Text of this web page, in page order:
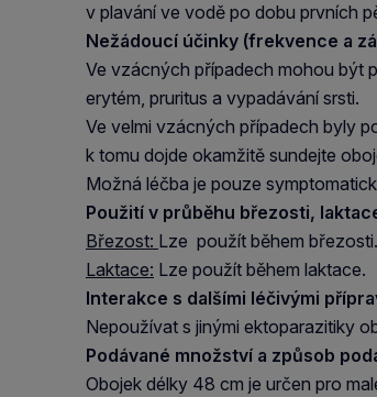
v plavání ve vodě po dobu prvních
Nežádoucí účinky (frekvence a
Ve vzácných případech mohou být
erytém, pruritus a vypadávání srsti.
Ve velmi vzácných případech byly
k tomu dojde okamžitě sundejte
Možná léčba je pouze
Použití v průběhu březosti,
Březost: Lze použít během březosti.
Laktace: Lze použít během laktace.
Interakce s dalšími léčivými
Nepoužívat s jinými ektoparazitiky
Podávané množství a způsob
Obojek délky 48 cm je určen pro